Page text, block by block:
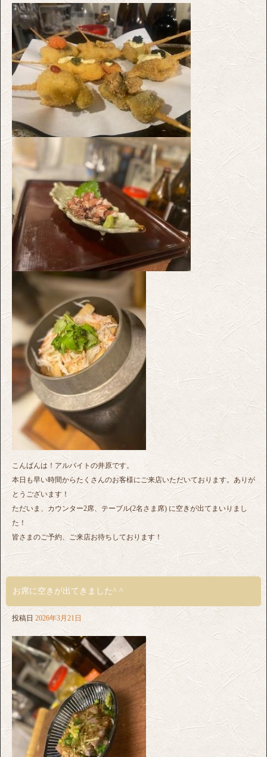
こんばんは！アルバイトの井原です。
本日も早い時間からたくさんのお客様にご来店いただいております。ありが
とうございます！
ただいま、カウンター2席、テーブル(2名さま席) に空きが出てまいりまし
た！
皆さまのご予約、ご来店お待ちしております！
お席に空きが出てきました^ ^
投稿日 2026年3月21日